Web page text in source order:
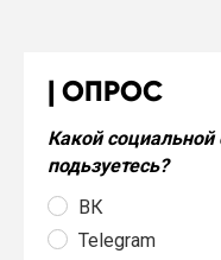
ОПРОС
Какой
подьзуетесь?
ВК
Telegram